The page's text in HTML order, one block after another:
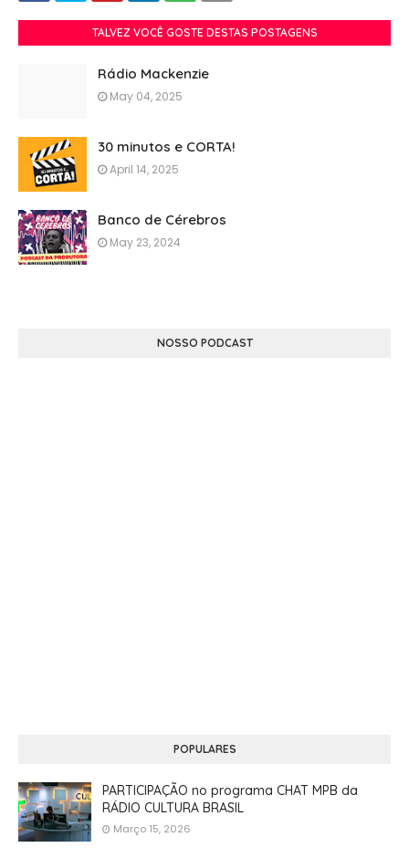
TALVEZ VOCÊ GOSTE DESTAS POSTAGENS
Rádio Mackenzie
May 04, 2025
30 minutos e CORTA!
April 14, 2025
Banco de Cérebros
May 23, 2024
NOSSO PODCAST
POPULARES
PARTICIPAÇÃO no programa CHAT MPB da
RÁDIO CULTURA BRASIL
Março 15, 2026